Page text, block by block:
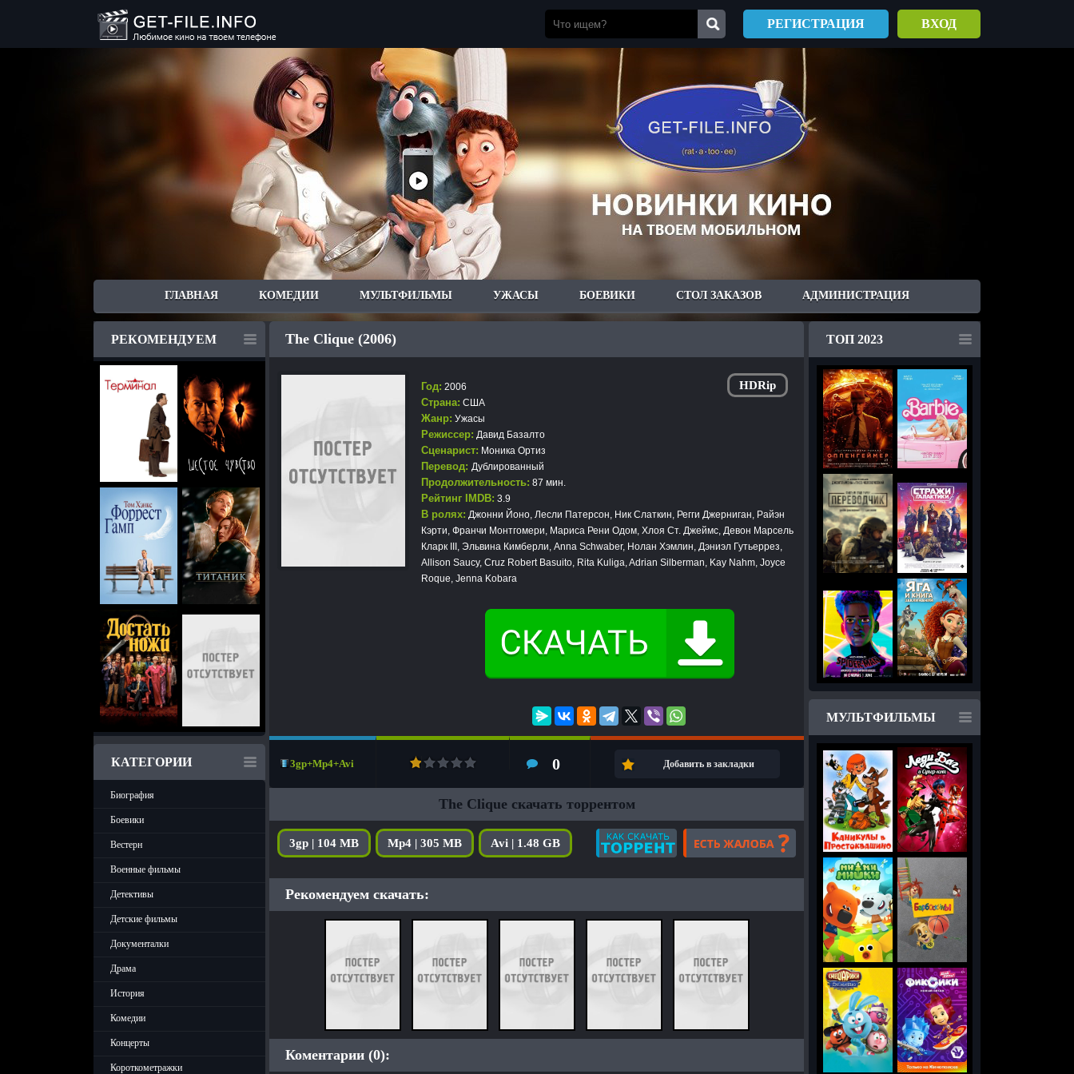
РЕГИСТРАЦИЯ ВХОД
ГЛАВНАЯ КОМЕДИИ МУЛЬТФИЛЬМЫ УЖАСЫ БОЕВИКИ СТОЛ ЗАКАЗОВ АДМИНИСТРАЦИЯ
РЕКОМЕНДУЕМ
КАТЕГОРИИ
Биография
Боевики
Вестерн
Военные фильмы
Детективы
Детские фильмы
Документалки
Драма
История
Комедии
Концерты
Короткометражки
HDRip
The Clique (2006)
Год: 2006
Страна: США
Жанр: Ужасы
Режиссер: Давид Базалто
Сценарист: Моника Ортиз
Перевод: Дублированный
Продолжительность: 87 мин.
Рейтинг IMDB: 3.9
В ролях: Джонни Йоно, Лесли Патерсон, Ник Слаткин, Регги Джерниган, Райэн
Кэрти, Франчи Монтгомери, Мариса Рени Одом, Хлоя Ст. Джеймс, Девон Марсель
Кларк III, Эльвина Кимберли, Anna Schwaber, Нолан Хэмлин, Дэниэл Гутьеррез,
Allison Saucy, Cruz Robert Basuito, Rita Kuliga, Adrian Silberman, Kay Nahm, Joyce
Roque, Jenna Kobara
3gp+Mp4+Avi 0 Добавить в закладки
The Clique скачать торрентом
3gp | 104 MB Mp4 | 305 MB Avi | 1.48 GB
Рекомендуем скачать:
Коментарии (0):
ТОП 2023
МУЛЬТФИЛЬМЫ